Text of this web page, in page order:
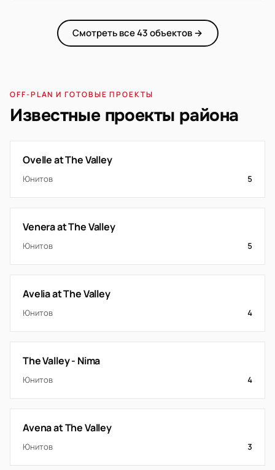
Смотреть все 43 объектов →
OFF-PLAN И ГОТОВЫЕ ПРОЕКТЫ
Известные проекты района
Ovelle at The Valley
Юнитов 5
Venera at The Valley
Юнитов 5
Avelia at The Valley
Юнитов 4
The Valley - Nima
Юнитов 4
Avena at The Valley
Юнитов 3